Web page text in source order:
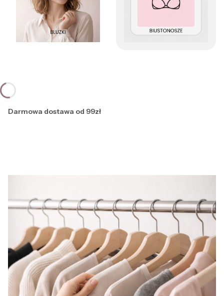
Darmowa dostawa od 99zł